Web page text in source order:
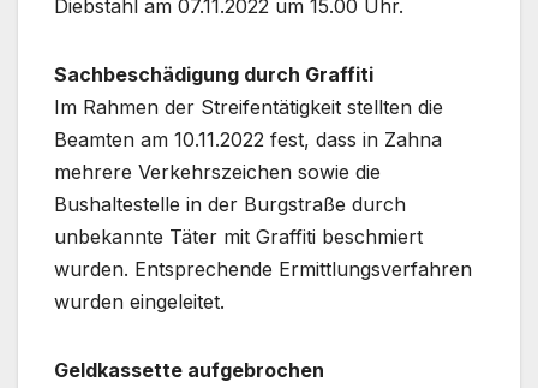
Diebstahl am 07.11.2022 um 15.00 Uhr.
Sachbeschädigung durch Graffiti
Im Rahmen der Streifentätigkeit stellten die
Beamten am 10.11.2022 fest, dass in Zahna
mehrere Verkehrszeichen sowie die
Bushaltestelle in der Burgstraße durch
unbekannte Täter mit Graffiti beschmiert
wurden. Entsprechende Ermittlungsverfahren
wurden eingeleitet.
Geldkassette aufgebrochen